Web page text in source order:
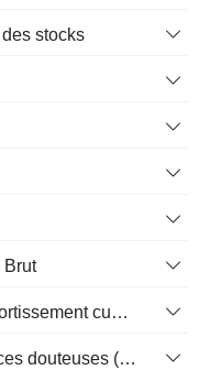
stocks
Brut
Actifs loués en crédit-bail - Amortissement cumulé
Provision cumulée pour créances douteuses (Supple)